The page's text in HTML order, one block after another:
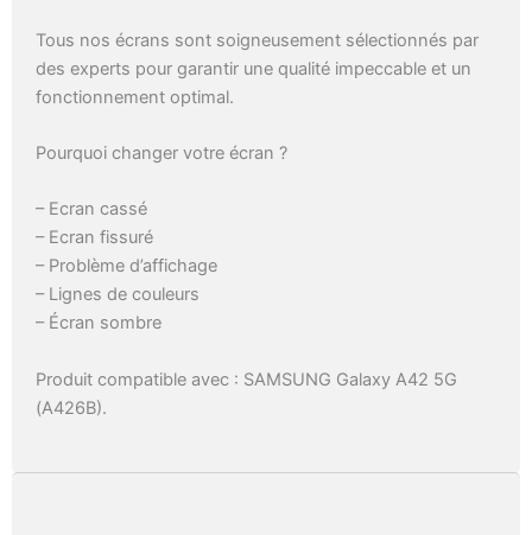
Tous nos écrans sont soigneusement sélectionnés par
des experts pour garantir une qualité impeccable et un
fonctionnement optimal.
Pourquoi changer votre écran ?
– Ecran cassé
– Ecran fissuré
– Problème d’affichage
– Lignes de couleurs
– Écran sombre
Produit compatible avec : SAMSUNG Galaxy A42 5G
(A426B).